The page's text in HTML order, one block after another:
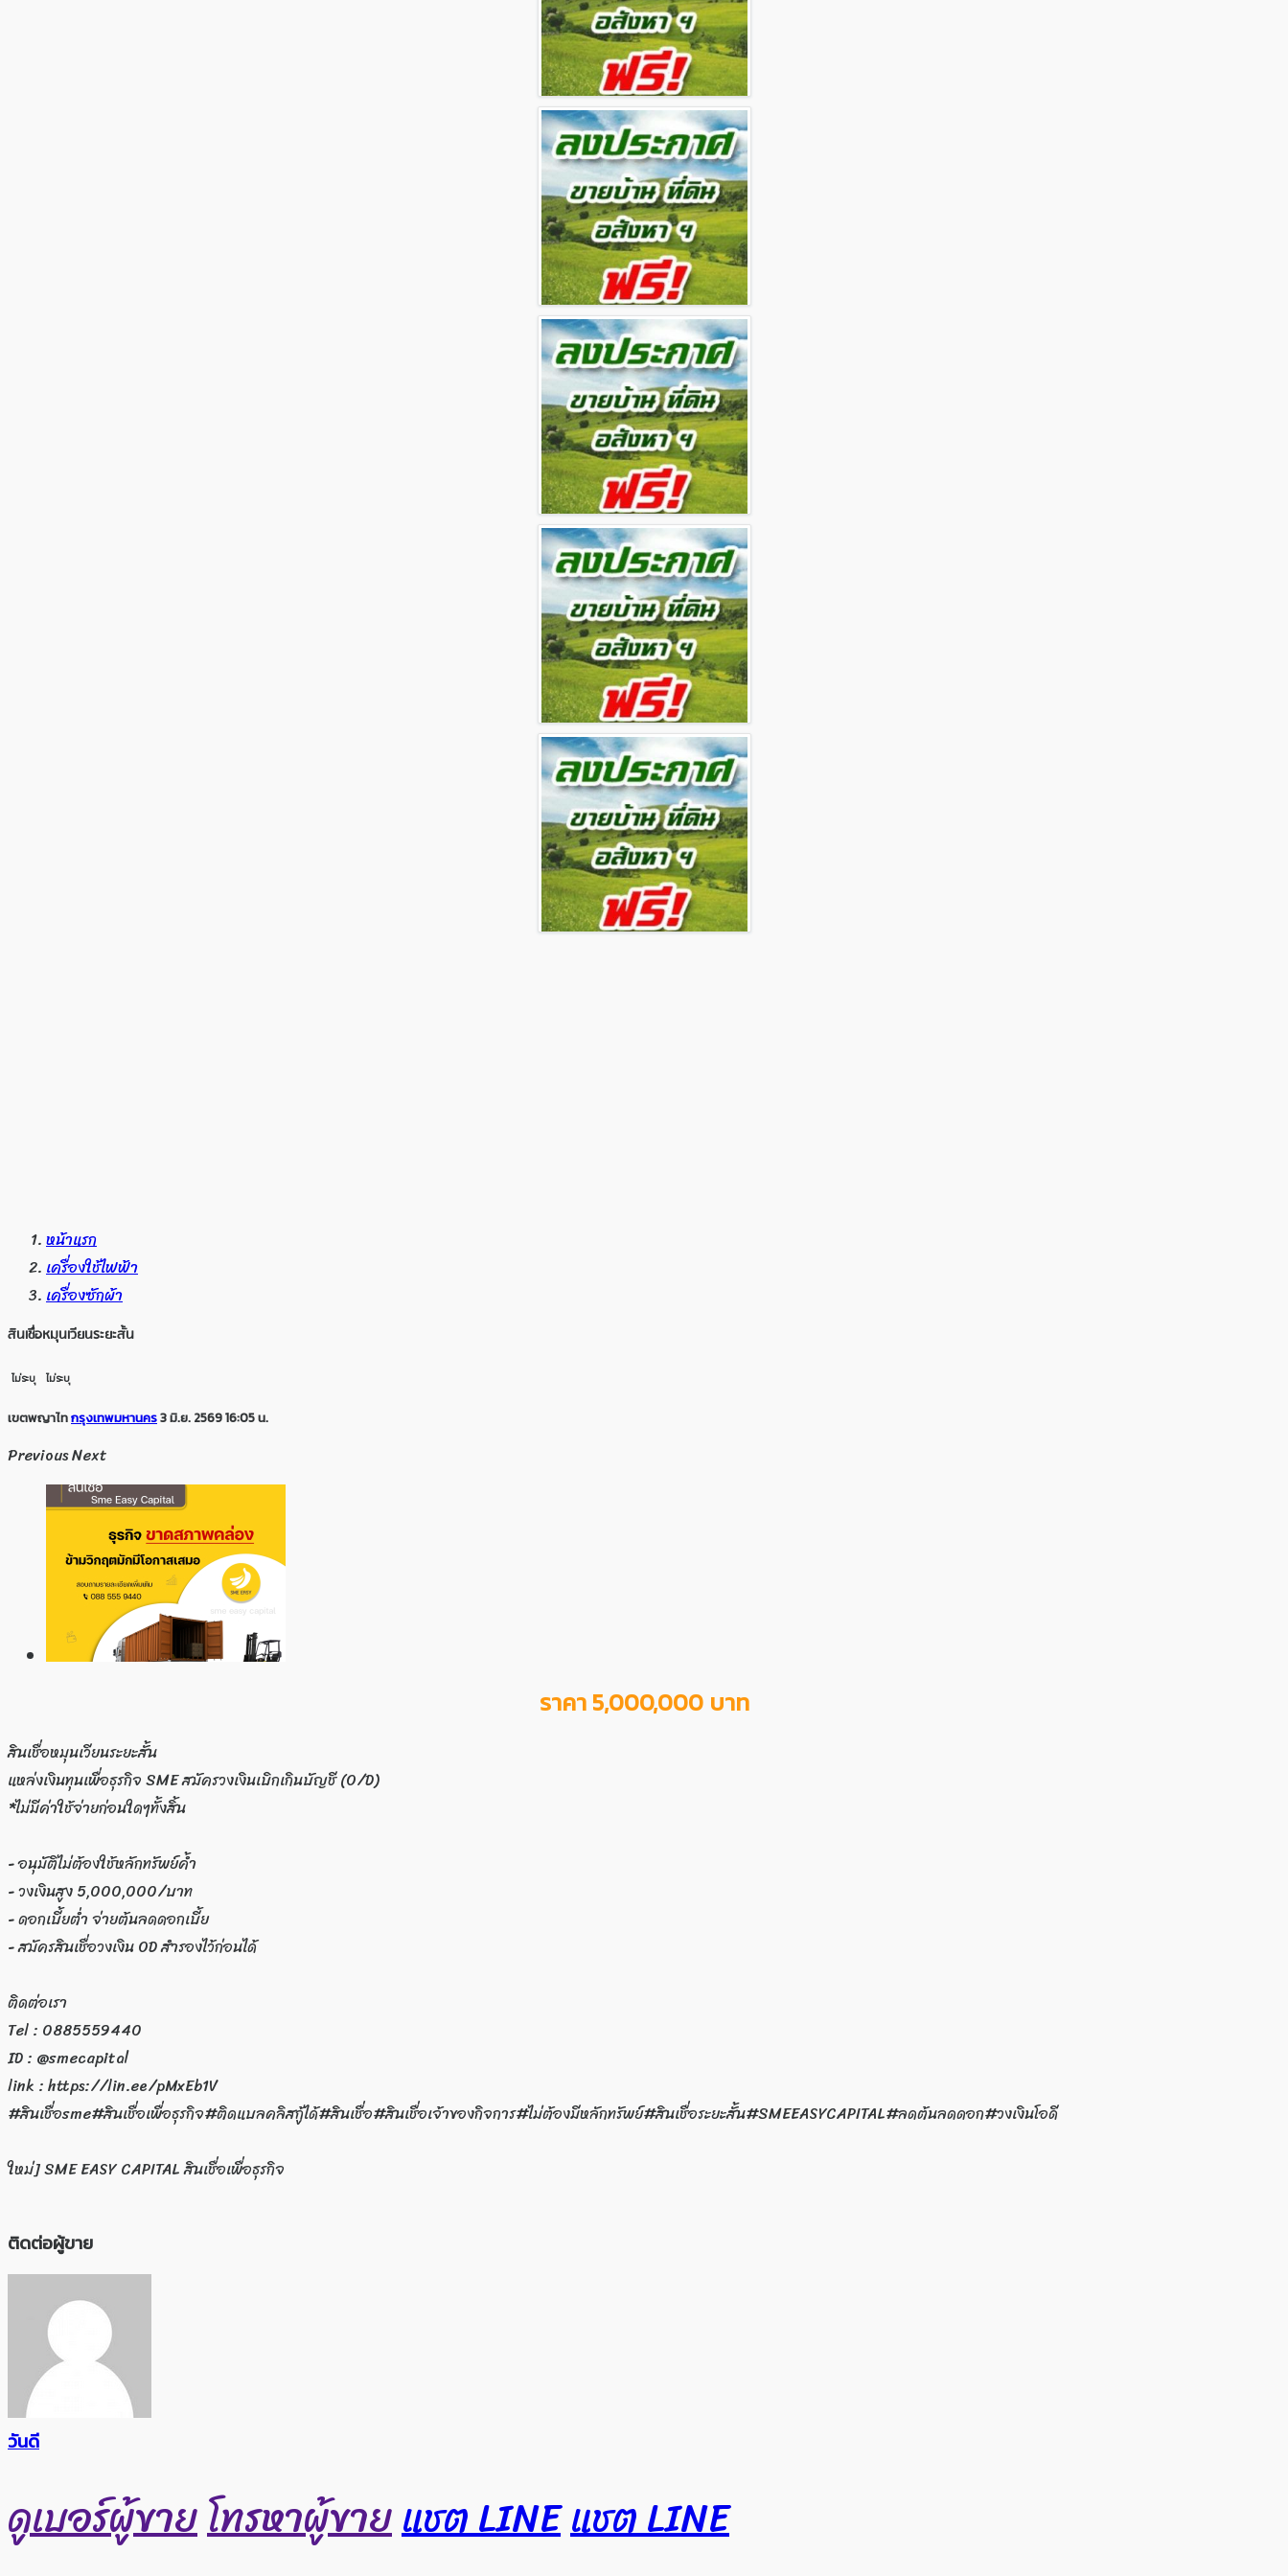
หน้าแรก
เครื่องใช้ไฟฟ้า
เครื่องซักผ้า
สินเชื่อหมุนเวียนระยะสั้น
ไม่ระบุ ไม่ระบุ
เขตพญาไทกรุงเทพมหานคร3 มิ.ย. 2569 16:05 น.
PreviousNext
ราคา 5,000,000 บาท
สินเชื่อหมุนเวียนระยะสั้น
แหล่งเงินทุนเพื่อธุรกิจ SME สมัครวงเงินเบิกเกินบัญชี (O/D)
*ไม่มีค่าใช้จ่ายก่อนใดๆทั้งสิ้น
- อนุมัติไม่ต้องใช้หลักทรัพย์ค้ำ
- วงเงินสูง 5,000,000/บาท
- ดอกเบี้ยต่ำ จ่ายต้นลดดอกเบี้ย
- สมัครสินเชื่อวงเงิน OD สำรองไว้ก่อนได้
ติดต่อเรา
Tel : 0885559440
ID : @smecapital
link : https://lin.ee/pMxEb1V
#สินเชื่อsme#สินเชื่อเพื่อธุรกิจ#ติดแบลคลิสกู้ได้#สินเชื่อ#สินเชื่อเจ้าของกิจการ#ไม่ต้องมีหลักทรัพย์#สินเชื่อระยะสั้น#SMEEASYCAPITAL#ลดต้นลดดอก#วงเงินโอดี
ใหม่] SME EASY CAPITAL สินเชื่อเพื่อธุรกิจ
ติดต่อผู้ขาย
วันดี
ดูเบอร์ผู้ขายโทรหาผู้ขายแชต LINEแชต LINE